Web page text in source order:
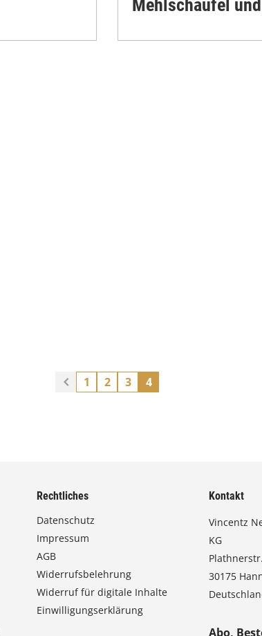
Mehlschaufel
1 2 3 4
Rechtliches
Datenschutz
Impressum
AGB
Widerrufsbelehrung
Widerruf für digitale Inhalte
Einwilligungserklärung
Kontakt
Vincentz
KG
30175
Abo,